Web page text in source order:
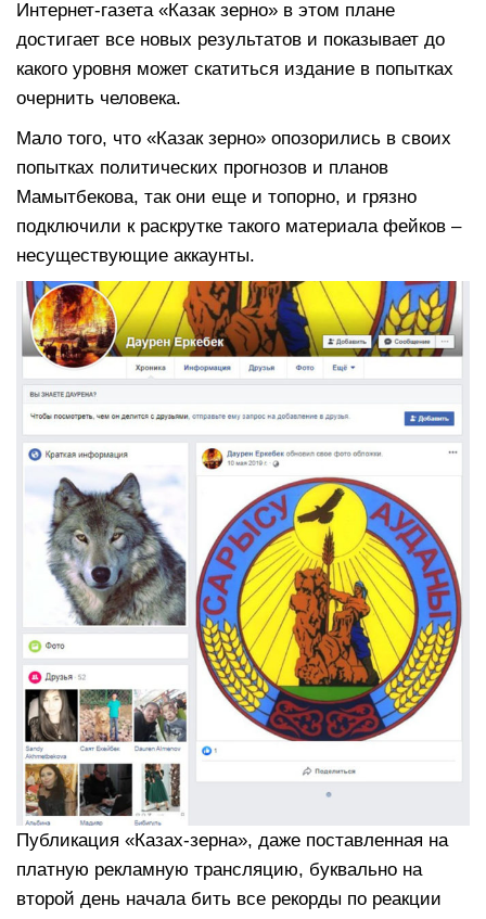
Интернет-газета «Казак зерно» в этом плане
достигает все новых результатов и показывает до
какого уровня может скатиться издание в попытках
очернить человека.
Мало того, что «Казак зерно» опозорились в своих
попытках политических прогнозов и планов
Мамытбекова, так они еще и топорно, и грязно
подключили к раскрутке такого материала фейков –
несуществующие аккаунты.
Публикация «Казах-зерна», даже поставленная на
платную рекламную трансляцию, буквально на
второй день начала бить все рекорды по реакции